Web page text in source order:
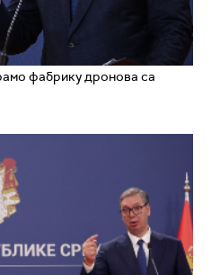
фабрику дронова са